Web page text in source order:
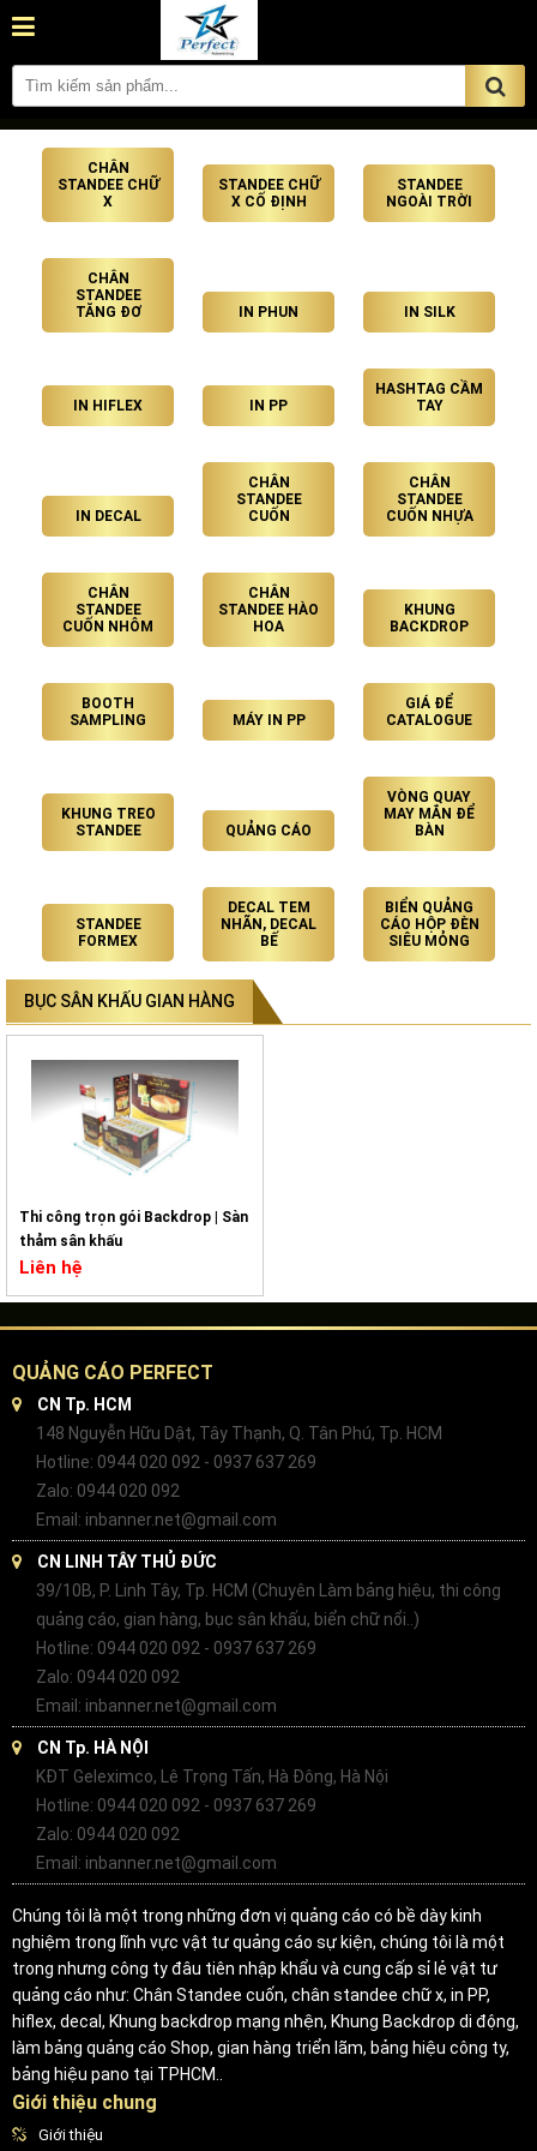
CHÂN
STANDEE CHỮ
X
STANDEE CHỮ
X CỐ ĐỊNH
STANDEE
NGOÀI TRỜI
CHÂN
STANDEE
TĂNG ĐƠ
IN PHUN IN SILK
IN HIFLEX IN PP
HASHTAG CẦM
TAY
IN DECAL
CHÂN
STANDEE
CUỐN
CHÂN
STANDEE
CUỐN NHỰA
CHÂN
STANDEE
CUỐN NHÔM
CHÂN
STANDEE HÀO
HOA
KHUNG
BACKDROP
BOOTH
SAMPLING
MÁY IN PP
GIÁ ĐỂ
CATALOGUE
KHUNG TREO
STANDEE
QUẢNG CÁO
VÒNG QUAY
MAY MẮN ĐỂ
BÀN
STANDEE
FORMEX
DECAL TEM
NHÃN, DECAL
BẾ
BIỂN QUẢNG
CÁO HỘP ĐÈN
SIÊU MỎNG
BỤC SÂN KHẤU GIAN HÀNG
Thi công trọn gói Backdrop | Sàn
thảm sân khấu
Liên hệ
QUẢNG CÁO PERFECT
CN Tp. HCM
148 Nguyễn Hữu Dật, Tây Thạnh, Q. Tân Phú, Tp. HCM
Hotline: 0944 020 092 - 0937 637 269
Zalo: 0944 020 092
Email: inbanner.net@gmail.com
CN LINH TÂY THỦ ĐỨC
39/10B, P. Linh Tây, Tp. HCM (Chuyên Làm bảng hiệu, thi công
quảng cáo, gian hàng, bục sân khấu, biển chữ nổi..)
Hotline: 0944 020 092 - 0937 637 269
Zalo: 0944 020 092
Email: inbanner.net@gmail.com
CN Tp. HÀ NỘI
KĐT Geleximco, Lê Trọng Tấn, Hà Đông, Hà Nội
Hotline: 0944 020 092 - 0937 637 269
Zalo: 0944 020 092
Email: inbanner.net@gmail.com
Chúng tôi là một trong những đơn vị quảng cáo có bề dày kinh
nghiệm trong lĩnh vực vật tư quảng cáo sự kiện, chúng tôi là một
trong nhưng công ty đâu tiên nhập khẩu và cung cấp sỉ lẻ vật tư
quảng cáo như: Chân Standee cuốn, chân standee chữ x, in PP,
hiflex, decal, Khung backdrop mạng nhện, Khung Backdrop di động,
làm bảng quảng cáo Shop, gian hàng triển lãm, bảng hiệu công ty,
bảng hiệu pano tại TPHCM..
Giới thiệu chung
Giới thiệu